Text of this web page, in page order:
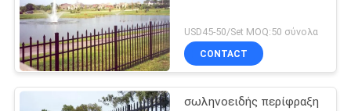
USD45-50/Set MOQ:50 σύνολα
CONTACT
σωληνοειδής περίφραξη